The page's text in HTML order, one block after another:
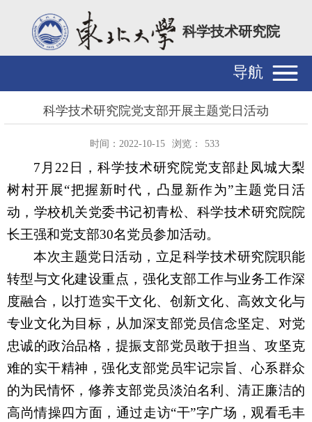
科学技术研究院
导航
科学技术研究院党支部开展主题党日活动
时间：2022-10-15 浏览： 533
7 月 22 日，科学技术研究院党支部赴凤城大梨
树村开展“把握新时代，凸显新作为”主题党日活
动，学校机关党委书记初青松、科学技术研究院院
长王强和党支部30名党员参加活动。
本次主题党日活动，立足科学技术研究院职能
转型与文化建设重点，强化支部工作与业务工作深
度融合，以打造实干文化、创新文化、高效文化与
专业文化为目标，从加深支部党员信念坚定、对党
忠诚的政治品格，提振支部党员敢于担当、攻坚克
难的实干精神，强化支部党员牢记宗旨、心系群众
的为民情怀，修养支部党员淡泊名利、清正廉洁的
高尚情操四方面，通过走访“干”字广场，观看毛丰